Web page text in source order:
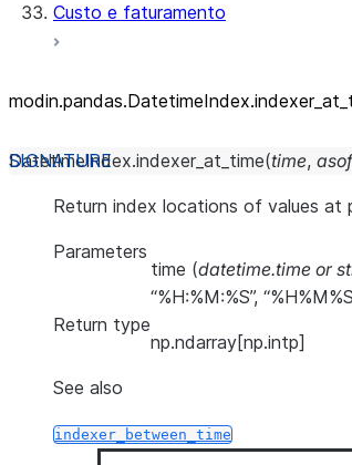
Custo e faturamento
modin.pandas.DatetimeIndex.indexer_ at_
DatetimeIndex.indexer_at_time(time, asof
Return index locations of values at
Parameters
time (datetime.time or
“%H:%M:%S”,
Return type
np.ndarray[np.intp]
See also
indexer_between_time